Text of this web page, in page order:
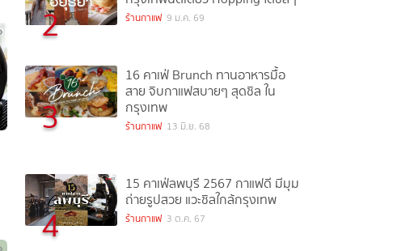
2 ร้านกาแฟ 9 ม.ค. 69
3
16 คาเฟ่ Brunch ทานอาหารมื้อ
สาย จิบกาแฟสบายๆ สุดชิล ใน
กรุงเทพ
ร้านกาแฟ 13 มิ.ย. 68
4
15 คาเฟ่ลพบุรี 2567 กาแฟดี มีมุม
ถ่ายรูปสวย แวะชิลใกล้กรุงเทพ
ร้านกาแฟ 3 ต.ค. 67